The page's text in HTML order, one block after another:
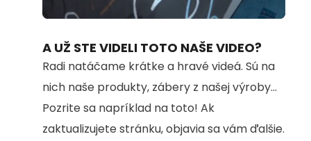
Unmute Loaded
72.82%
A UŽ STE VIDELI TOTO NAŠE VIDEO?
Radi natáčame krátke a hravé videá. Sú na
nich naše produkty, zábery z našej výroby...
Pozrite sa napríklad na toto! Ak
zaktualizujete stránku, objavia sa vám ďalšie.